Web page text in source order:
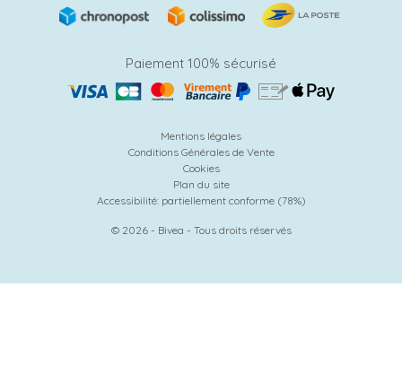
Paiement 100% sécurisé
Mentions légales
Conditions Générales de Vente
Cookies
Plan du site
Accessibilité: partiellement conforme (78%)
© 2026 - Bivea - Tous droits réservés